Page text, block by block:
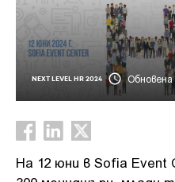
NEXT LEVEL HR 2024 Обновена
На 12 юни в Sofia Event